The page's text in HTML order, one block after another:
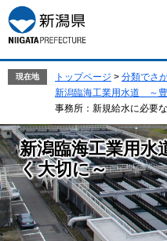
ー
ジ
の
す。
ニ
ュ
ー
し
て
本
文
へ
現在地 トップページ > 分類でさ
新潟臨海工業用水道 ～
事務所：新規給水に必要
新潟臨海工業用
く大切に～